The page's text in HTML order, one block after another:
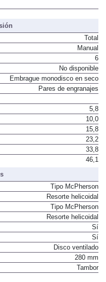
Total
Manual
6
No disponible
Embrague monodisco en seco
Pares de engranajes
5,8
10,0
15,8
23,2
33,8
46,1
Tipo McPherson
Resorte helicoidal
Tipo McPherson
Resorte helicoidal
Sí
Sí
Disco ventilado
280 mm
Tambor